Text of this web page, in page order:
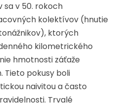
sa v 50. rokoch
kolektívov (hnutie
ktorých
kilometrického
hmotnosti záťaže
Tieto pokusy boli
naivitou a často
Trvalé